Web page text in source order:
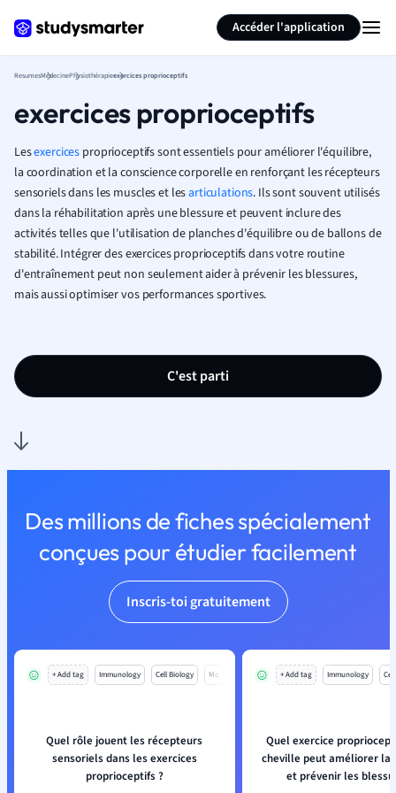
Accéder l'application
ResumesMédecinePhysiothérapieexercices proprioceptifs
exercices proprioceptifs
Lesexercices proprioceptifs sont essentiels pour améliorer l'équilibre,
la coordination et la conscience corporelle en renforçant les récepteurs
sensoriels dans les muscles et lesarticulations. Ils sont souvent utilisés
dans la réhabilitation après une blessure et peuvent inclure des
activités telles que l'utilisation de planches d'équilibre ou de ballons de
stabilité. Intégrer des exercices proprioceptifs dans votre routine
d'entraînement peut non seulement aider à prévenir les blessures,
mais aussi optimiser vos performances sportives.
C'est parti
Des millions de fiches spécialement
conçues pour étudier facilement
Inscris-toi gratuitement
+ Add tag Immunology Cell Biology Mo
Quel rôle jouent les récepteurs
sensoriels dans les exercices
proprioceptifs ?
+ Add tag Immunology
Quel exercice
cheville peut améliorer la
et prévenir les
Résumer la page